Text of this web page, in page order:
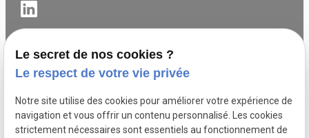
Coordination sur les systèmes de sécurité incendie
Briançon
Coordination sur les systèmes de sécurité incendie
Manosque
Coordination sur les systèmes de sécurité incendie
Le secret de nos cookies ?
Le respect de votre vie privée
Notre site utilise des cookies pour améliorer votre expérience de
navigation et vous offrir un contenu personnalisé. Les cookies
strictement nécessaires sont essentiels au fonctionnement de